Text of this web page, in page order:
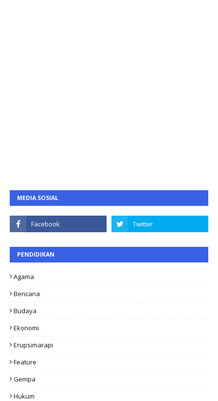
MEDIA SOSIAL
PENDIDIKAN
Agama
Bencana
Budaya
Ekonomi
Erupsimarapi
Feature
Gempa
Hukum